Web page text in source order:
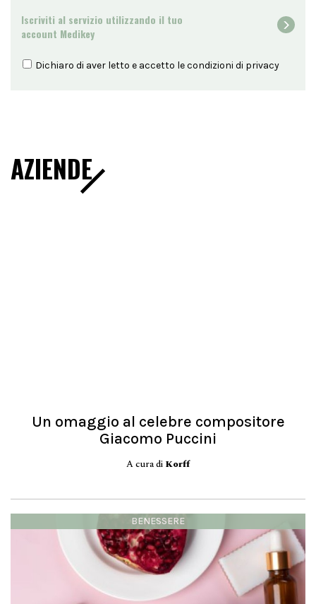
Iscriviti al servizio utilizzando il tuo
account Medikey
Dichiaro di aver letto e accetto le condizioni di privacy
AZIENDE
Un omaggio al celebre compositore
Giacomo Puccini
A cura di Korff
BENESSERE